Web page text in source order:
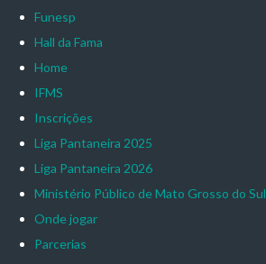
Funesp
Hall da Fama
Home
IFMS
Inscrições
Liga Pantaneira 2025
Liga Pantaneira 2026
Ministério Público de Mato Grosso do Sul
Onde jogar
Parcerias